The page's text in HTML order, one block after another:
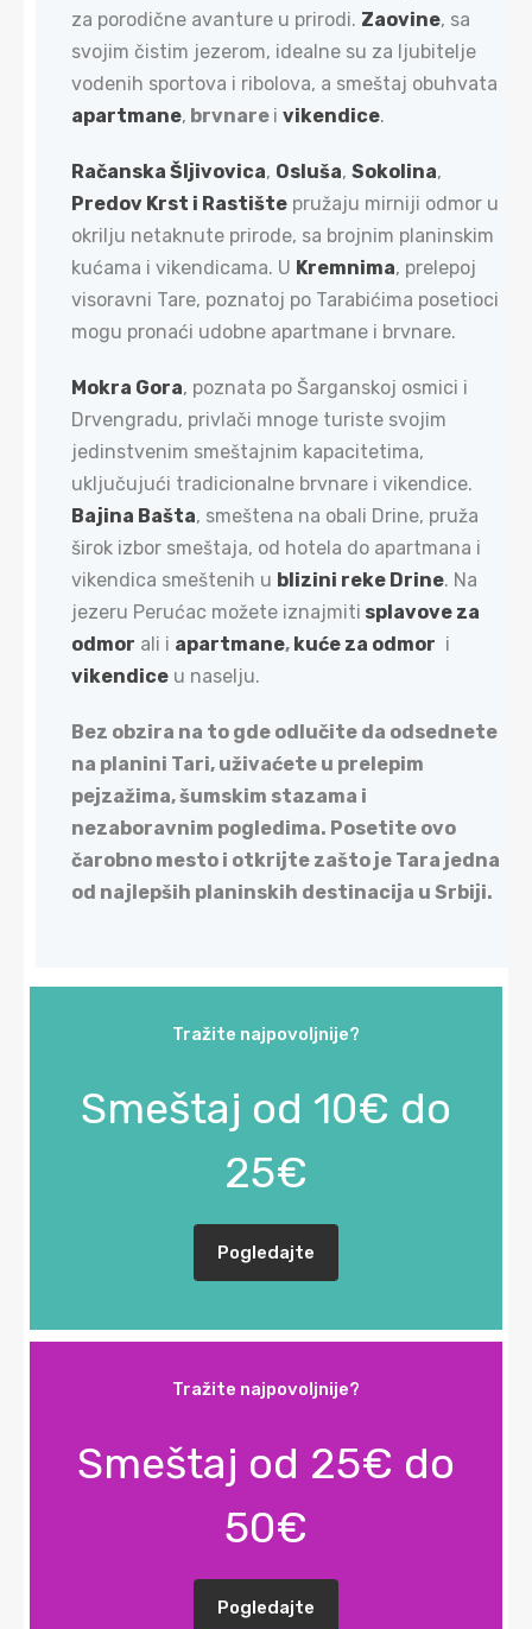
za porodične avanture u prirodi. Zaovine, sa
svojim čistim jezerom, idealne su za ljubitelje
vodenih sportova i ribolova, a smeštaj obuhvata
apartmane, brvnare i vikendice.
Račanska Šljivovica, Osluša, Sokolina,
Predov Krst i Rastište pružaju mirniji odmor u
okrilju netaknute prirode, sa brojnim planinskim
kućama i vikendicama. U Kremnima, prelepoj
visoravni Tare, poznatoj po Tarabićima posetioci
mogu pronaći udobne apartmane i brvnare.
Mokra Gora, poznata po Šarganskoj osmici i
Drvengradu, privlači mnoge turiste svojim
jedinstvenim smeštajnim kapacitetima,
uključujući tradicionalne brvnare i vikendice.
Bajina Bašta, smeštena na obali Drine, pruža
širok izbor smeštaja, od hotela do apartmana i
vikendica smeštenih u blizini reke Drine. Na
jezeru Perućac možete iznajmiti splavove za
odmor ali i apartmane, kuće za odmor i
vikendice u naselju.
Bez obzira na to gde odlučite da odsednete
na planini Tari, uživaćete u prelepim
pejzažima, šumskim stazama i
nezaboravnim pogledima. Posetite ovo
čarobno mesto i otkrijte zašto je Tara jedna
od najlepših planinskih destinacija u Srbiji.
Tražite najpovoljnije?
Smeštaj od 10€ do
25€
Pogledajte
Tražite najpovoljnije?
Smeštaj od 25€ do
50€
Pogledajte